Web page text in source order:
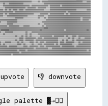
👎 downvote
palette ▓→✊🏽